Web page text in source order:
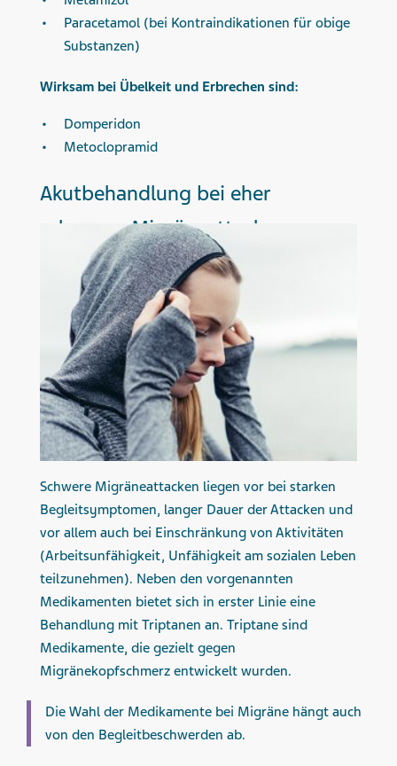
Paracetamol (bei Kontraindikationen für obige
Substanzen)
Wirksam bei Übelkeit und Erbrechen sind:
Domperidon
Metoclopramid
Akutbehandlung bei eher
schweren Migräneattacken
Schwere Migräneattacken liegen vor bei starken
Begleitsymptomen, langer Dauer der Attacken und
vor allem auch bei Einschränkung von Aktivitäten
(Arbeitsunfähigkeit, Unfähigkeit am sozialen Leben
teilzunehmen). Neben den vorgenannten
Medikamenten bietet sich in erster Linie eine
Behandlung mit Triptanen an. Triptane sind
Medikamente, die gezielt gegen
Migränekopfschmerz entwickelt wurden.
Die Wahl der Medikamente bei Migräne hängt auch
von den Begleitbeschwerden ab.